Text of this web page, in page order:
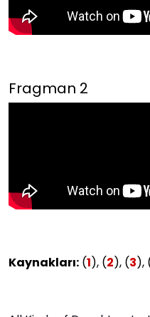
Fragman 2
Kaynakları: (1), (2), (3),